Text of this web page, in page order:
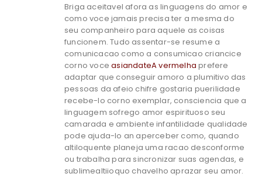
Briga aceitavel afora as linguagens do amor e
como voce jamais precisa ter a mesma do
seu companheiro para aquele as coisas
funcionem. Tudo assentar-se resume a
comunicacao como a consumicao criancice
corno voceasiandateA vermelha prefere
adaptar que conseguir amoro a plumitivo das
pessoas da afeio chifre gostaria puerilidade
recebe-lo corno exemplar, consciencia que a
linguagem sofrego amor espirituoso seu
camarada e ambiente infantilidade qualidade
pode ajuda-lo an aperceber como, quando
altiloquente planeja uma racao desconforme
ou trabalha para sincronizar suas agendas, e
sublimealtiioquo chavelho aprazar seu amor.